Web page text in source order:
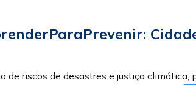
riscos de desastres e justiça climática;